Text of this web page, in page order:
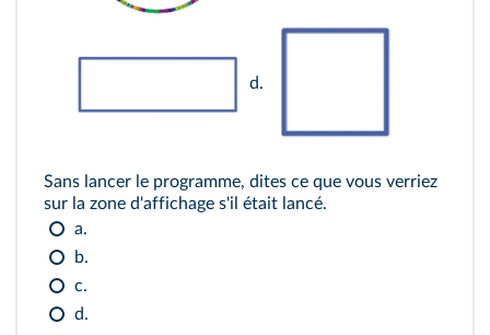
d.
Sans lancer le programme, dites ce que vous verriez
sur la zone d'affichage s'il était lancé.
a.
b.
c.
d.